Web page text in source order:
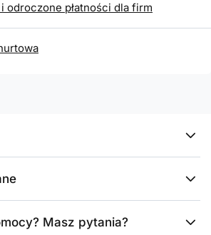
odroczone płatności dla firm
Masz pytania?